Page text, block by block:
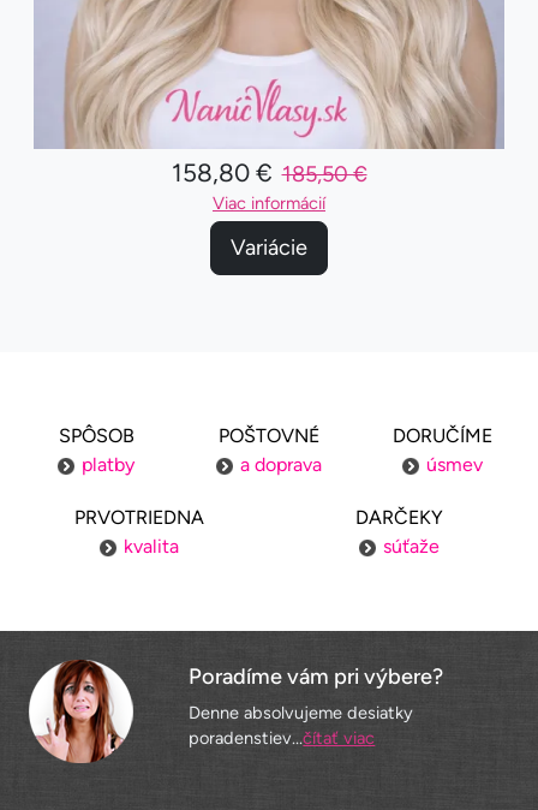
158,80 € 185,50 €
Viac informácií
Variácie
SPÔSOB
platby
POŠTOVNÉ
a doprava
DORUČÍME
úsmev
PRVOTRIEDNA
kvalita
DARČEKY
súťaže
Poradíme vám pri výbere?
Denne absolvujeme desiatky
poradenstiev...čítať viac